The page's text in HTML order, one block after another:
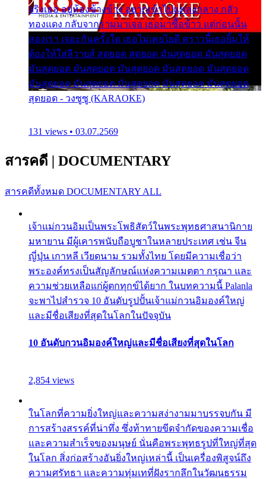
จริงเธอ อยู่ห้องข้างข้าง อยากเข้าไปแหลงกลาง กลัว
ทองแดง กลับจากรามมาเจอ เธอมาซื้อข้าว แต่ก่อนนั้น
สองเรา เจอะกันครั้งใด เธอไม่เคยไยดี คราวนี้เธอยิ้มให้
ต้องให้ใส่ลีวายส์ สุดยอด สุดยอด มันสุดยอด มันสุดยอด
มันสุดยอด มันสุดยอด มันสุดยอด มันสุดยอด มันสุดยอด
มันสุดยอด มันสุดยอด มันสุดยอด มันสุดยอด มันสุดยอด
สุดยอด - วงซูซู (KARAOKE)
131 views • 03.07.2569
สารคดี | DOCUMENTARY
สารคดีทั้งหมด DOCUMENTARY ALL
เจ้าแม่กวนอิมเป็นพระโพธิสัตว์ในพระพุทธศาสนานิกาย
มหายาน มีผู้เคารพนับถือบูชาในหลายประเทศ เช่น จีน
ญี่ปุ่น เกาหลี เวียดนาม รวมทั้งไทย โดยมีความเชื่อว่า
พระองค์ทรงเป็นสัญลักษณ์แห่งความเมตตา กรุณา และ
ความช่วยเหลือแก่ผู้ตกทุกข์ได้ยาก ในบทความนี้ Palanla
จะพาไปสำรวจ 10 อันดับรูปปั้นเจ้าแม่กวนอิมองค์ใหญ่
และมีชื่อเสียงที่สุดในโลกในปัจจุบัน
10 อันดับกวนอิมองค์ใหญ่และมีชื่อเสียงที่สุดในโลก
2,854 views
ในโลกที่ความยิ่งใหญ่และความสง่างามมาบรรจบกัน มี
การสร้างสรรค์ที่น่าทึ่ง ซึ่งท้าทายขีดจำกัดของความเชื่อ
และความสำเร็จของมนุษย์ นั่นคือพระพุทธรูปที่ใหญ่ที่สุด
ในโลก สิ่งก่อสร้างอันยิ่งใหญ่เหล่านี้ เป็นเครื่องพิสูจน์ถึง
ความศรัทธา และความทุ่มเทที่ฝังรากลึกในวัฒนธรรม